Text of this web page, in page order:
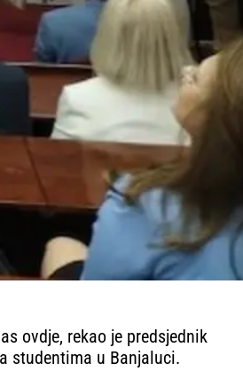
ovdje, rekao je predsjednik
studentima u Banjaluci.